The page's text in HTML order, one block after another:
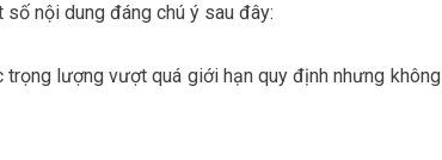
nội dung đáng chú ý sau đây:
lượng vượt quá giới hạn quy định nhưng không